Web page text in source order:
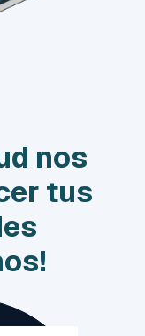
nos
tus